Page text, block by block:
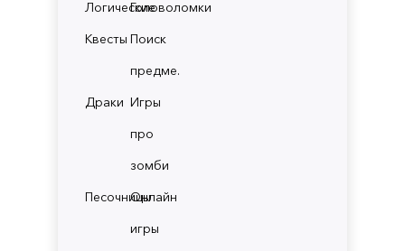
ЛогическиеГоловоломки
Квесты Поиск
предме.
Драки Игры
про
зомби
ПесочницыОнлайн
игры